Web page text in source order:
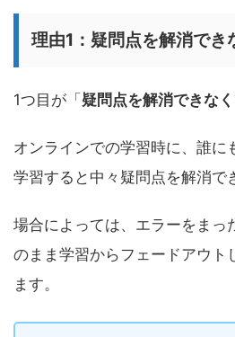
理由1：疑問点を解消でき
1つ目が「疑問点を解消できな
オンラインでの学習時に、誰に
学習すると中々疑問点を解消で
場合によっては、エラーをまっ
のまま学習からフェードアウト
ます。